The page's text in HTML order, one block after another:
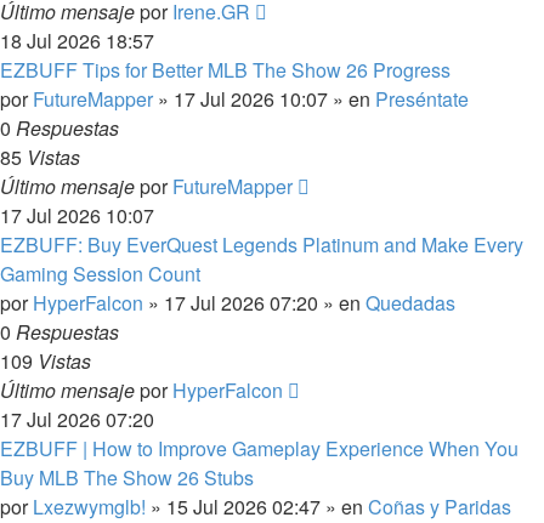
Último mensajeporIrene.GR
18 Jul 2026 18:57
EZBUFF Tips for Better MLB The Show 26 Progress
porFutureMapper » 17 Jul 2026 10:07 » en Preséntate
0 Respuestas
85 Vistas
Último mensajeporFutureMapper
17 Jul 2026 10:07
EZBUFF: Buy EverQuest Legends Platinum and Make Every
Gaming Session Count
porHyperFalcon » 17 Jul 2026 07:20 » en Quedadas
0 Respuestas
109 Vistas
Último mensajeporHyperFalcon
17 Jul 2026 07:20
EZBUFF | How to Improve Gameplay Experience When You
Buy MLB The Show 26 Stubs
porLxezwymglb! » 15 Jul 2026 02:47 » en Coñas y Paridas